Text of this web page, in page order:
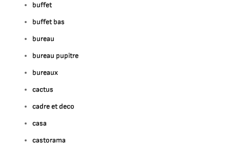
buffet
buffet bas
bureau
bureau pupitre
bureaux
cactus
cadre et deco
casa
castorama